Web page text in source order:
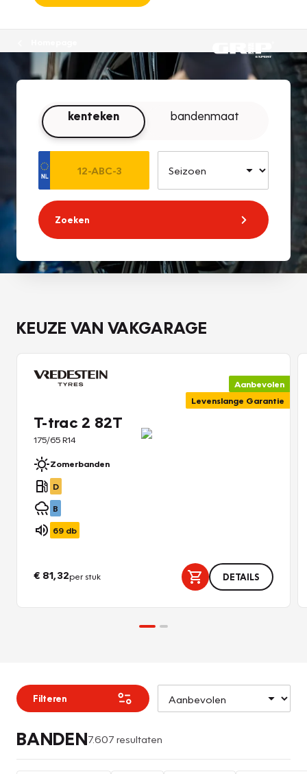
kenteken bandenmaat
Zoeken
KEUZE VAN VAKGARAGE
Aanbevolen
Levenslange Garantie
T-trac 2 82T
175/65 R14
Zomerbanden
D
B
69 db
€ 81,32per stuk DETAILS
Filteren
BANDEN7.607 resultaten